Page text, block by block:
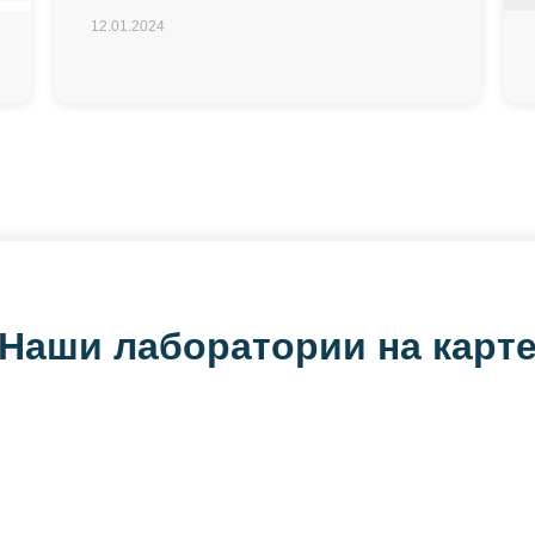
12.01.2024
Наши лаборатории на карте